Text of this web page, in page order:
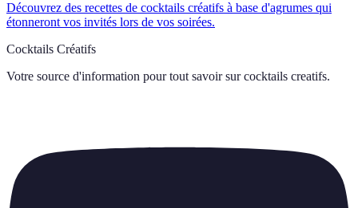
Découvrez des recettes de cocktails créatifs à base d'agrumes qui
étonneront vos invités lors de vos soirées.
Cocktails Créatifs
Votre source d'information pour tout savoir sur cocktails creatifs.